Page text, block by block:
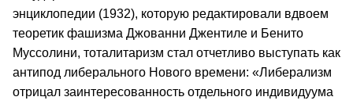
энциклопедии (1932), которую редактировали вдвоем
теоретик фашизма Джованни Джентиле и Бенито
Муссолини, тоталитаризм стал отчетливо выступать как
антипод либерального Нового времени: «Либерализм
отрицал заинтересованность отдельного индивидуума